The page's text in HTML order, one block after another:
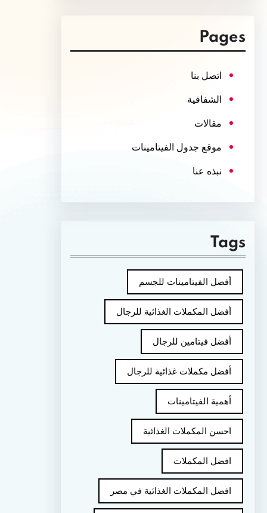
Pages
اتصل بنا
الشفافية
مقالات
موقع جدول الفيتامينات
نبذه عنا
Tags
أفضل الفيتامينات للجسم
أفضل المكملات الغذائية للرجال
أفضل فيتامين للرجال
أفضل مكملات غذائية للرجال
أهمية الفيتامينات
احسن المكملات الغذائية
افضل المكملات
افضل المكملات الغذائية في مصر